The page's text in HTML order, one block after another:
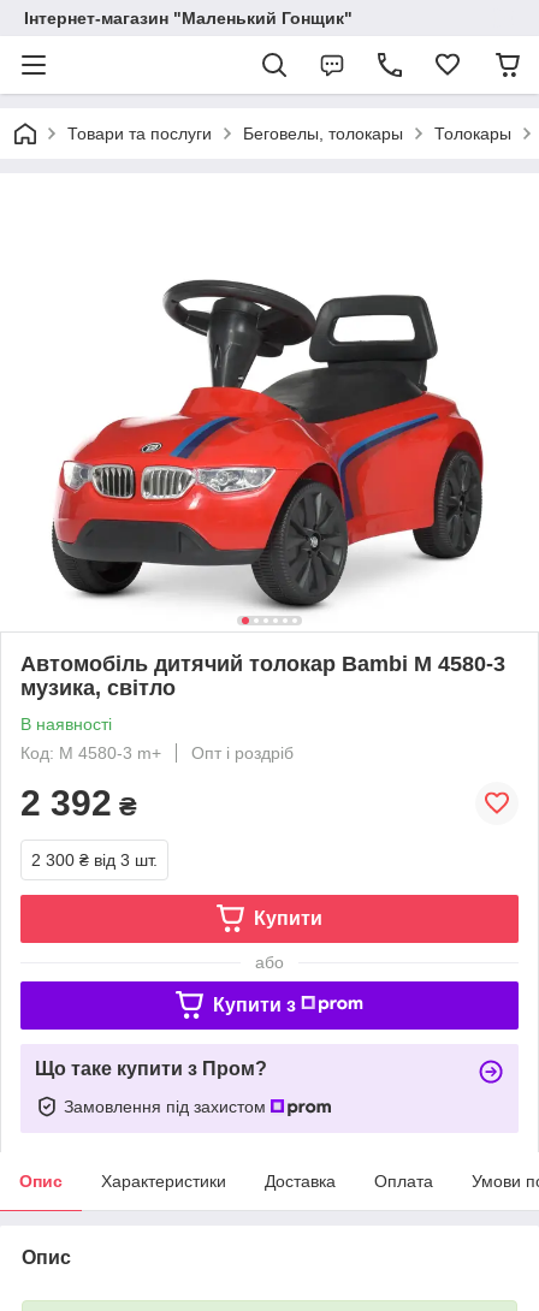
Інтернет-магазин "Маленький Гонщик"
Товари та послуги Беговелы, толокары Толокары
Автомобіль дитячий толокар Bambi M 4580-3
музика, світло
В наявності
Код: M 4580-3 m+
Опт і роздріб
2 392 ₴
2 300 ₴ від 3 шт.
Купити
або
Купити з
Що таке купити з Пром?
Замовлення під захистом
Опис Характеристики Доставка Оплата Умови
Опис